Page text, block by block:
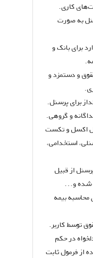
کاری.
به صورت
برای بانک و
و دستمزد و
برای پرسنل.
و گروهی.
اکسل و تکست
استخدامی،
از قبیل
شده و...
محاسبه بیمه
توسط کاربر.
در حکم
از فرمول ثابت